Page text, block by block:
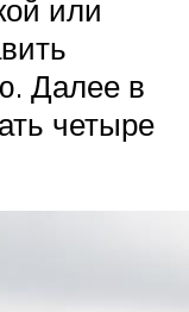
или
Далее в
четыре